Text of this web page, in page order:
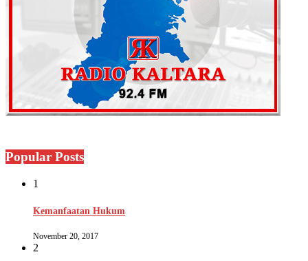
Popular Posts
1
Kemanfaatan Hukum
November 20, 2017
2